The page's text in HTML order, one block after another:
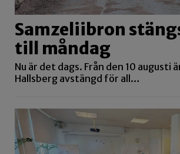
Samzeliibron
till måndag
Nu är det dags. Från den 10 augusti
Hallsberg avstängd för all…